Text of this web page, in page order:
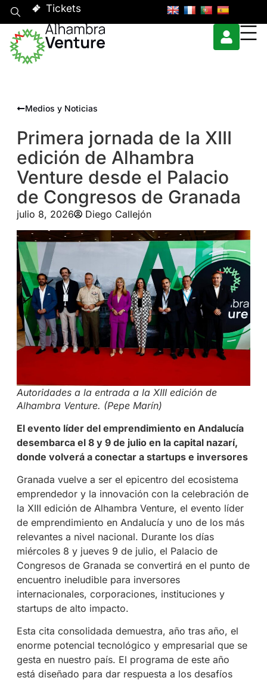
Tickets
Medios y Noticias
Primera jornada de la XIII
edición de Alhambra
Venture desde el Palacio
de Congresos de Granada
julio 8, 2026 Diego Callejón
Autoridades a la entrada a la XIII edición de
Alhambra Venture. (Pepe Marín)
El evento líder del emprendimiento en Andalucía
desembarca el 8 y 9 de julio en la capital nazarí,
donde volverá a conectar a startups e inversores
Granada vuelve a ser el epicentro del ecosistema
emprendedor y la innovación con la celebración de
la XIII edición de Alhambra Venture, el evento líder
de emprendimiento en Andalucía y uno de los más
relevantes a nivel nacional. Durante los días
miércoles 8 y jueves 9 de julio, el Palacio de
Congresos de Granada se convertirá en el punto de
encuentro ineludible para inversores
internacionales, corporaciones, instituciones y
startups de alto impacto.
Esta cita consolidada demuestra, año tras año, el
enorme potencial tecnológico y empresarial que se
gesta en nuestro país. El programa de este año
está diseñado para dar respuesta a los desafíos